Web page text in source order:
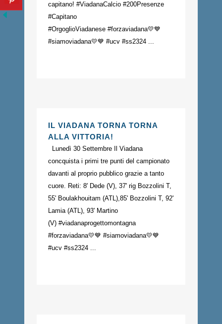
capitano! #ViadanaCalcio #200Presenze
#Capitano
#OrgoglioViadanese #forzaviadana💛💙
#siamoviadana💛💙 #ucv #ss2324 ...
IL VIADANA TORNA TORNA
ALLA VITTORIA!
Lunedì 30 Settembre Il Viadana
concquista i primi tre punti del campionato
davanti al proprio pubblico grazie a tanto
cuore. Reti: 8' Dede (V), 37' rig Bozzolini T,
55' Boulakhouitam (ATL),85' Bozzolini T, 92'
Lamia (ATL), 93' Martino
(V) #viadanaprogettomontagna
#forzaviadana💛💙 #siamoviadana💛💙
#ucv #ss2324 ...